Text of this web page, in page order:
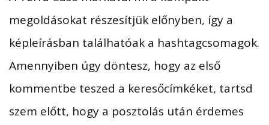
megoldásokat részesítjük előnyben, így a
képleírásban találhatóak a hashtagcsomagok.
Amennyiben úgy döntesz, hogy az első
kommentbe teszed a keresőcímkéket, tartsd
szem előtt, hogy a posztolás után érdemes